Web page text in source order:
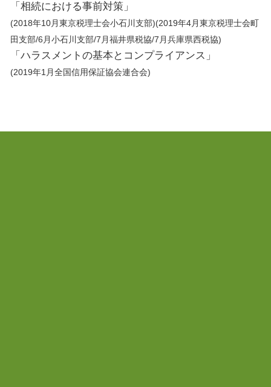
「相続における事前対策」
(2018年10月東京税理士会小石川支部)(2019年4月東京税理士会町
田支部/6月小石川支部/7月福井県税協/7月兵庫県西税協)
「ハラスメントの基本とコンプライアンス」
(2019年1月全国信用保証協会連合会)